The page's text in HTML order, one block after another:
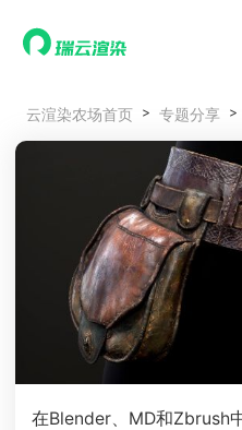
效果图渲染
云渲染管理系统
瑞兔百宝箱
AI视频插帧
效果图渲染
云渲染管理系统
瑞兔百宝箱
AI视频插帧
效果图渲染
云渲染管理系统
瑞兔百宝箱
AI视频插帧
效果图渲染
云渲染管理系统
瑞兔百宝箱
AI视频插帧
效果图渲染
云渲染管理系统
瑞兔百宝箱
AI视频插帧
效果图渲染
云渲染管理系统
瑞兔百宝箱
AI视频插帧
解决方案
Maya云渲染方案
3ds Max云渲染方案
Cinema 4D云渲染方案
Blender 云渲染方案
Maya AI渲染方案
Maya云渲染方案
3ds Max云渲染方案
Cinema 4D云渲染方案
Blender 云渲染方案
Maya AI渲染方案
Maya云渲染方案
3ds Max云渲染方案
Cinema 4D云渲染方案
Blender 云渲染方案
Maya AI渲染方案
Maya云渲染方案
3ds Max云渲染方案
Cinema 4D云渲染方案
Blender 云渲染方案
Maya AI渲染方案
Maya云渲染方案
3ds Max云渲染方案
Cinema 4D云渲染方案
Blender 云渲染方案
Maya AI渲染方案
Maya云渲染方案
3ds Max云渲染方案
Cinema 4D云渲染方案
Blender 云渲染方案
Maya AI渲染方案
价格
动画价格
效果图价格
云制作价格
动画价格
效果图价格
云制作价格
动画价格
效果图价格
云制作价格
动画价格
效果图价格
云制作价格
动画价格
效果图价格
云制作价格
动画价格
效果图价格
云制作价格
案例
资讯&赛事
新闻资讯
渲染百科
渲染大赛
新闻资讯
渲染百科
渲染大赛
新闻资讯
渲染百科
渲染大赛
新闻资讯
渲染百科
渲染大赛
新闻资讯
渲染百科
渲染大赛
新闻资讯
渲染百科
渲染大赛
特惠专区
云渲染农场首页 专题分享
在Blender、MD和Zbrush